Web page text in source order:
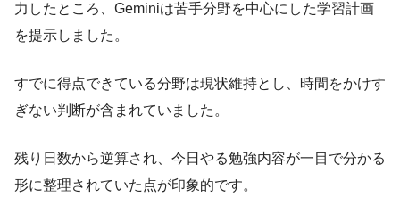
今後は
ね！
かず
を提供しています。
力したところ、Geminiは苦手分野を中心にした学習計画
を提示しました。
すでに得点できている分野は現状維持とし、時間をかけす
ぎない判断が含まれていました。
残り日数から逆算され、今日やる勉強内容が一目で分かる
形に整理されていた点が印象的です。